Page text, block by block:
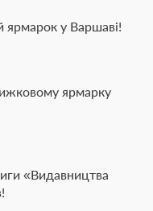
у Варшаві!
ярмарку
«Видавництва